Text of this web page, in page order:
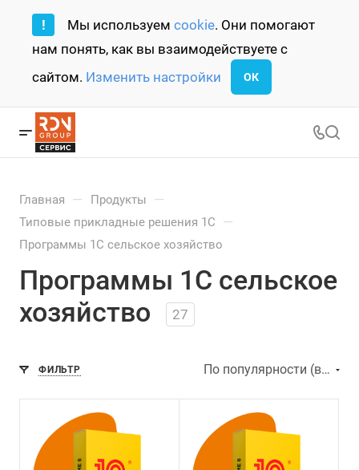
! Мы используем cookie. Они помогают
нам понять, как вы взаимодействуете с
сайтом. Изменить настройки ОК
Главная — Продукты —
Типовые прикладные решения 1С —
Программы 1С сельское хозяйство
Программы 1С сельское
хозяйство
27
ФИЛЬТР По популярности (возрастание)